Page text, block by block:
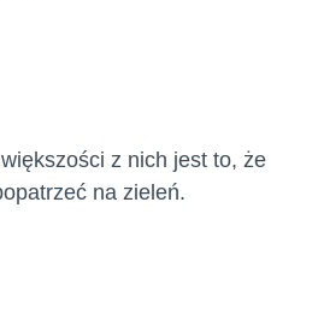
z nich jest to, że
na zieleń.